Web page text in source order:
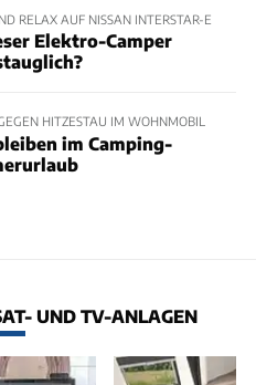
RELAX AUF NISSAN INTERSTAR-E
Elektro-Camper
HITZESTAU IM WOHNMOBIL
im Camping-
UND TV-ANLAGEN